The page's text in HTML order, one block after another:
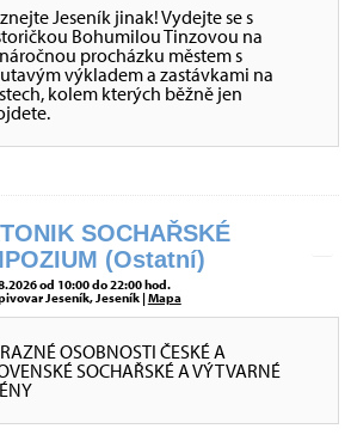
Jeseník jinak! Vydejte se s
Bohumilou Tinzovou na
procházku městem s
výkladem a zastávkami na
kolem kterých běžně jen
SOCHAŘSKÉ
(Ostatní)
od 10:00 do 22:00 hod.
Jeseník, Jeseník |Mapa
OSOBNOSTI ČESKÉ A
SOCHAŘSKÉ A VÝTVARNÉ